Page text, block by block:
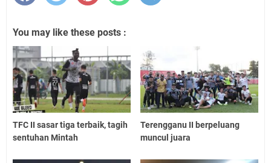
You may like these posts :
TFC II sasar tiga terbaik, tagih
sentuhan Mintah
Terengganu II berpeluang
muncul juara